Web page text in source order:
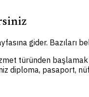
gider. Bazıları
türünden
pasaport,